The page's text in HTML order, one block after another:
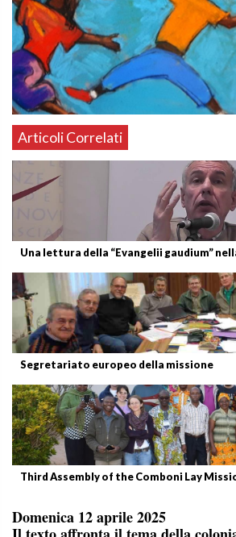
Articoli Correlati
Una lettura della “Evangelii gaudium”
Segretariato europeo della missione
Third Assembly of the Comboni Lay
Domenica 12 aprile 2025